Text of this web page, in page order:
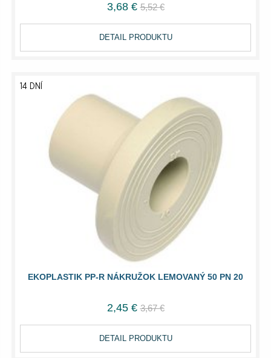
3,68 € 5,52 €
DETAIL PRODUKTU
EKOPLASTIK PP-R NÁKRUŽOK LEMOVANÝ 50 PN 20
14 DNÍ
2,45 € 3,67 €
DETAIL PRODUKTU